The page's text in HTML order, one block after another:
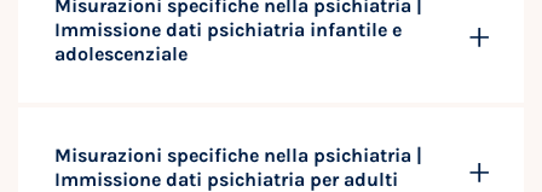
Misurazioni specifiche nella psichiatria |
Immissione dati psichiatria infantile e
adolescenziale
Misurazioni specifiche nella psichiatria |
Immissione dati psichiatria per adulti